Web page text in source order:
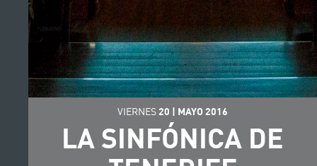
VIERNES 20 | MAYO 2016
LA SINFÓNICA DE